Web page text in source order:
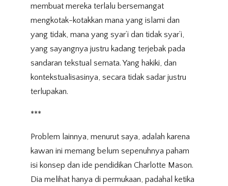
membuat mereka terlalu bersemangat
mengkotak-kotakkan mana yang islami dan
yang tidak, mana yang syar’i dan tidak syar’i,
yang sayangnya justru kadang terjebak pada
sandaran tekstual semata. Yang hakiki, dan
kontekstualisasinya, secara tidak sadar justru
terlupakan.
***
Problem lainnya, menurut saya, adalah karena
kawan ini memang belum sepenuhnya paham
isi konsep dan ide pendidikan Charlotte Mason.
Dia melihat hanya di permukaan, padahal ketika